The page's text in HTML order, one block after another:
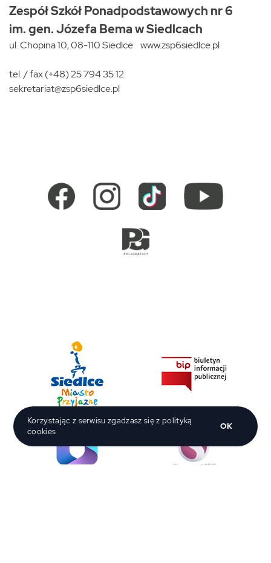
Zespół Szkół Ponadpodstawowych nr 6
im. gen. Józefa Bema w Siedlcach
ul. Chopina 10, 08-110 Siedlce www.zsp6siedlce.pl
tel. / fax (+48) 25 794 35 12
sekretariat@zsp6siedlce.pl
Korzystając z serwisu zgadzasz się z polityką
cookies
OK